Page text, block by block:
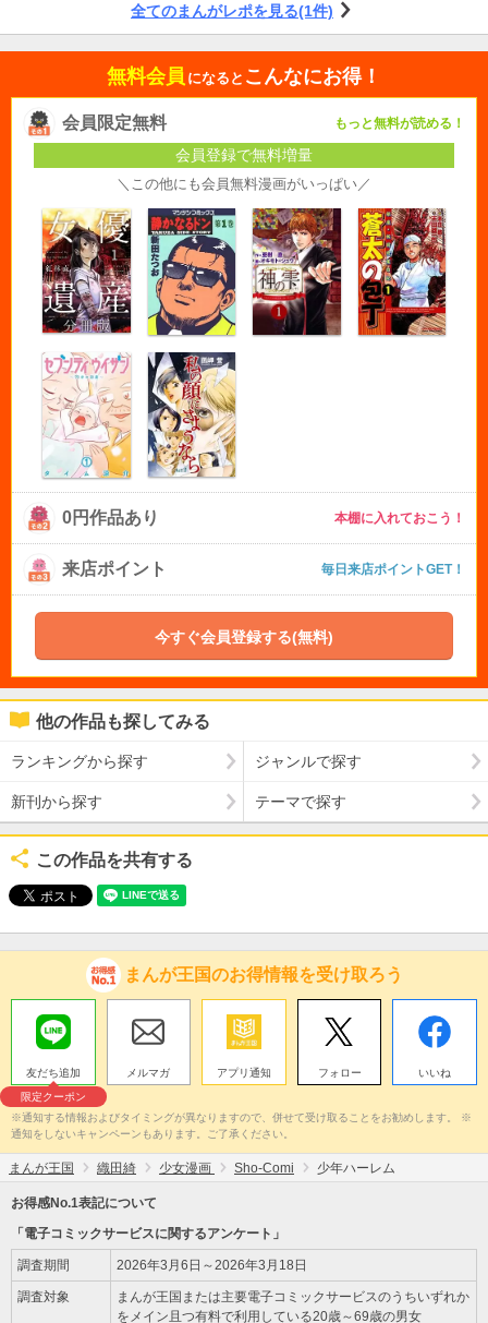
全てのまんがレポを見る(1件)
無料会員 になると こんなにお得！
会員限定無料 もっと無料が読める！
会員登録で無料増量
＼この他にも会員無料漫画がいっぱい／
0円作品あり 本棚に入れておこう！
来店ポイント 毎日来店ポイントGET！
今すぐ会員登録する(無料)
他の作品も探してみる
ランキングから探す ジャンルで探す
新刊から探す テーマで探す
この作品を共有する
まんが王国のお得情報を受け取ろう
友だち追加
限定クーポン
メルマガ アプリ通知 フォロー いいね
※通知する情報およびタイミングが異なりますので、併せて受け取ることをお勧めします。 ※
通知をしないキャンペーンもあります。ご了承ください。
まんが王国 織田綺 少女漫画 Sho-Comi 少年ハーレム
お得感No.1表記について
「電子コミックサービスに関するアンケート」
調査期間 2026年3月6日～2026年3月18日
調査対象
まんが王国または主要電子コミックサービスのうちいずれか
をメイン且つ有料で利用している20歳～69歳の男女